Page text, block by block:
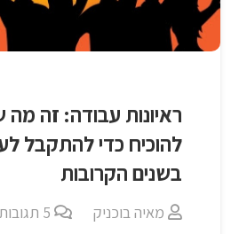
ראיונות עבודה: זה
להוכיח כדי להתקבל
בשנים הקרובות
מאיה בוכניק 5 תגובות